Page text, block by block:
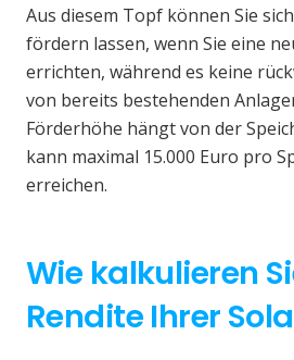
Aus diesem Topf können Sie
fördern lassen, wenn Sie eine
errichten, während es keine
von bereits bestehenden
Förderhöhe hängt von der
kann maximal 15.000 Euro pro
erreichen.
Wie kalkulieren
Rendite Ihrer